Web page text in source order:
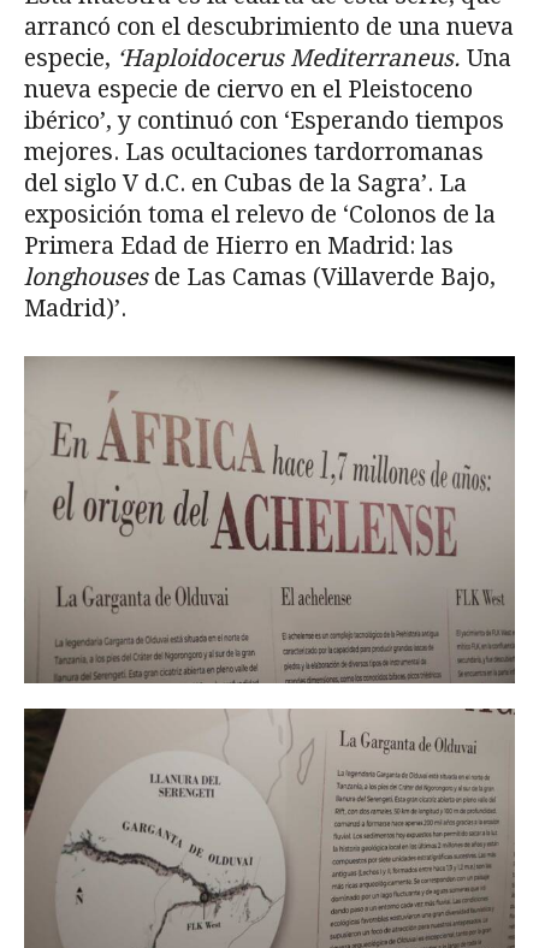
arrancó con el descubrimiento de una nueva
especie, ‘Haploidocerus Mediterraneus. Una
nueva especie de ciervo en el Pleistoceno
ibérico’, y continuó con ‘Esperando tiempos
mejores. Las ocultaciones tardorromanas
del siglo V d.C. en Cubas de la Sagra’. La
exposición toma el relevo de ‘Colonos de la
Primera Edad de Hierro en Madrid: las
longhouses de Las Camas (Villaverde Bajo,
Madrid)’.